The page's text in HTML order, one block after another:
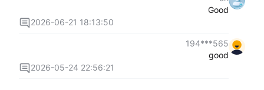
Good
2026-06-21 18:13:50
565***194
good
2026-05-24 22:56:21